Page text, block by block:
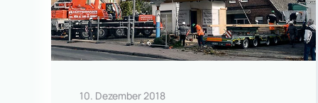
10. Dezember 2018